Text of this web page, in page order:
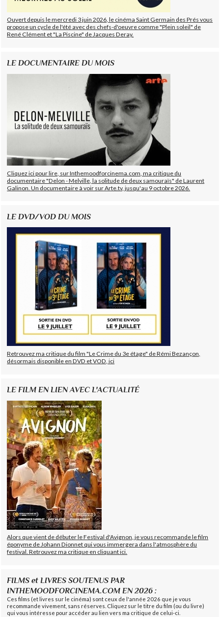
Ouvert depuis le mercredi 3 juin 2026, le cinéma Saint Germain des Prés vous
propose un cycle de l'été avec des chefs-d'oeuvre comme "Plein soleil" de
René Clément et "La Piscine" de Jacques Deray.
LE DOCUMENTAIRE DU MOIS
Cliquez ici pour lire, sur Inthemoodforcinema.com, ma critique du
documentaire "Delon - Melville, la solitude de deux samouraïs" de Laurent
Galinon. Un documentaire à voir sur Arte.tv, jusqu'au 9 octobre 2026.
LE DVD/VOD DU MOIS
Retrouvez ma critique du film "Le Crime du 3e étage" de Rémi Bezançon,
désormais disponible en DVD et VOD, ici
LE FILM EN LIEN AVEC L'ACTUALITÉ
Alors que vient de débuter le Festival d'Avignon, je vous recommande le film
éponyme de Johann Dionnet qui vous immergera dans l'atmosphère du
festival. Retrouvez ma critique en cliquant ici.
FILMS et LIVRES SOUTENUS PAR
INTHEMOODFORCINEMA.COM EN 2026 :
Ces films (et livres sur le cinéma) sont ceux de l'année 2026 que je vous
recommande vivement, sans réserves. Cliquez sur le titre du film (ou du livre)
qui vous intéresse pour accéder au lien vers ma critique de celui-ci.